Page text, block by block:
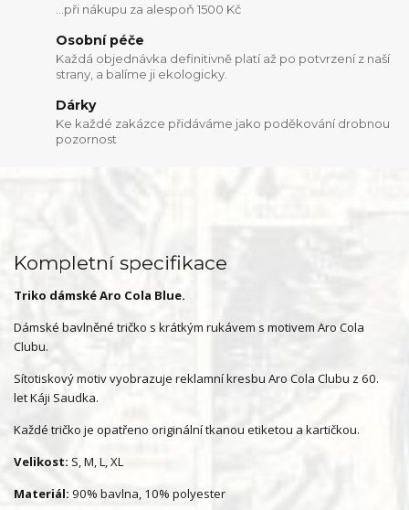
...při nákupu za alespoň 1500 Kč
Osobní péče
Každá objednávka definitivně platí až po potvrzení z naší
strany, a balíme ji ekologicky.
Dárky
Ke každé zakázce přidáváme jako poděkování drobnou
pozornost
Kompletní specifikace
Triko dámské Aro Cola Blue.
Dámské bavlněné tričko s krátkým rukávem s motivem Aro Cola
Clubu.
Sítotiskový motiv vyobrazuje reklamní kresbu Aro Cola Clubu z 60.
let Káji Saudka.
Každé tričko je opatřeno originální tkanou etiketou a kartičkou.
Velikost: S, M, L, XL
Materiál: 90% bavlna, 10% polyester